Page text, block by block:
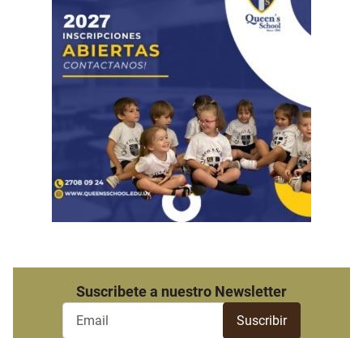
Suscribete a nuestro Newsletter